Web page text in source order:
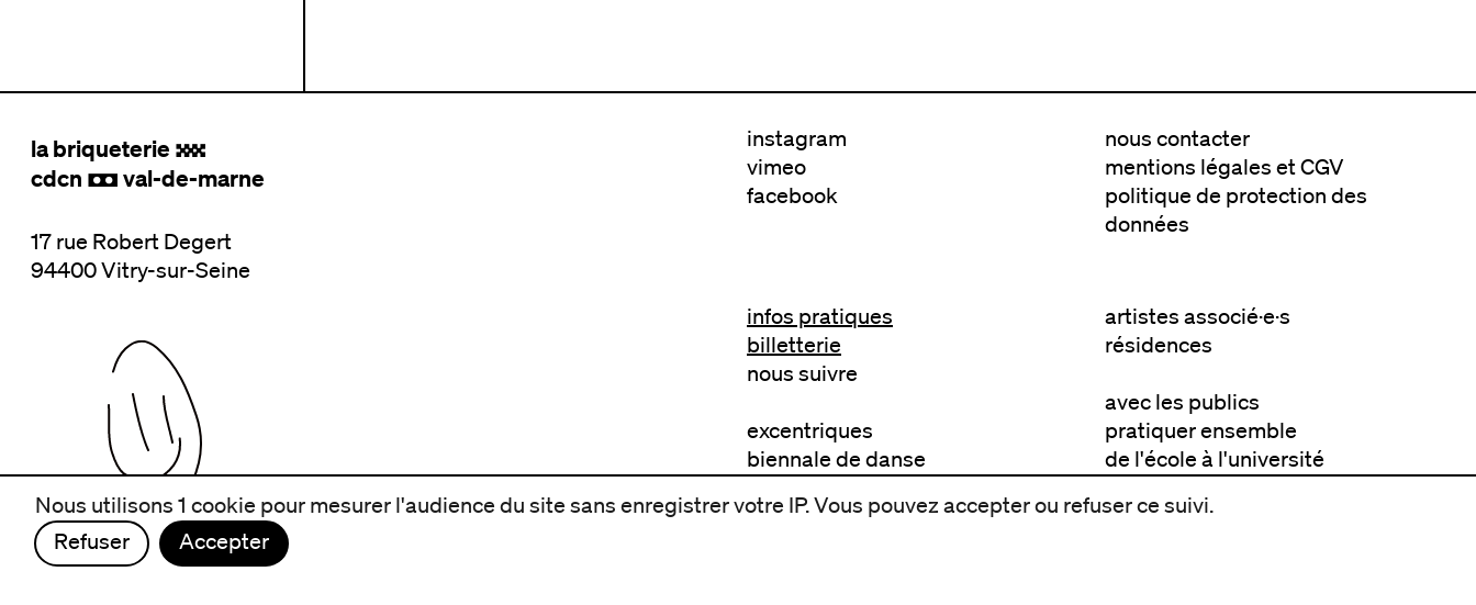
la briqueterie .
cdcn , val-de-marne
17 rue Robert Degert
94400 Vitry-sur-Seine
instagram
vimeo
facebook
nous contacter
mentions légales et CGV
politique de protection des
données
infos pratiques
billetterie
nous suivre
excentriques
biennale de danse
archives
artistes associé·e·s
résidences
avec les publics
pratiquer ensemble
de l'école à l'université
aller plus loin
Nous utilisons 1 cookie pour mesurer l'audience du site sans enregistrer votre IP. Vous pouvez accepter ou refuser ce suivi.
Refuser
Accepter